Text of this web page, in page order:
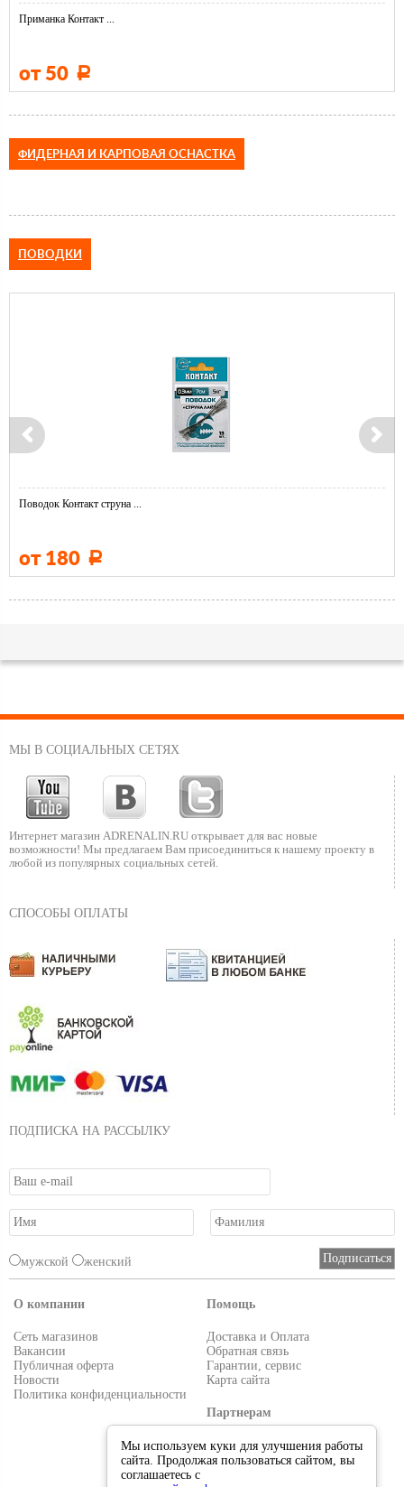
Приманка Контакт ...
от 50 Р
ФИДЕРНАЯ И КАРПОВАЯ ОСНАСТКА
ПОВОДКИ
Поводок Контакт струна ...
от 180 Р
МЫ В СОЦИАЛЬНЫХ СЕТЯХ
Интернет магазин ADRENALIN.RU открывает для вас новые
возможности! Мы предлагаем Вам присоединиться к нашему проекту в
любой из популярных социальных сетей.
СПОСОБЫ ОПЛАТЫ
ПОДПИСКА НА РАССЫЛКУ
мужской женский
О компании
Сеть магазинов
Вакансии
Публичная оферта
Новости
Политика конфиденциальности
Помощь
Доставка и Оплата
Обратная связь
Гарантии, сервис
Карта сайта
Партнерам
Условия работы
Реквизиты
Мы используем куки для улучшения работы
сайта. Продолжая пользоваться сайтом, вы
соглашаетесь с